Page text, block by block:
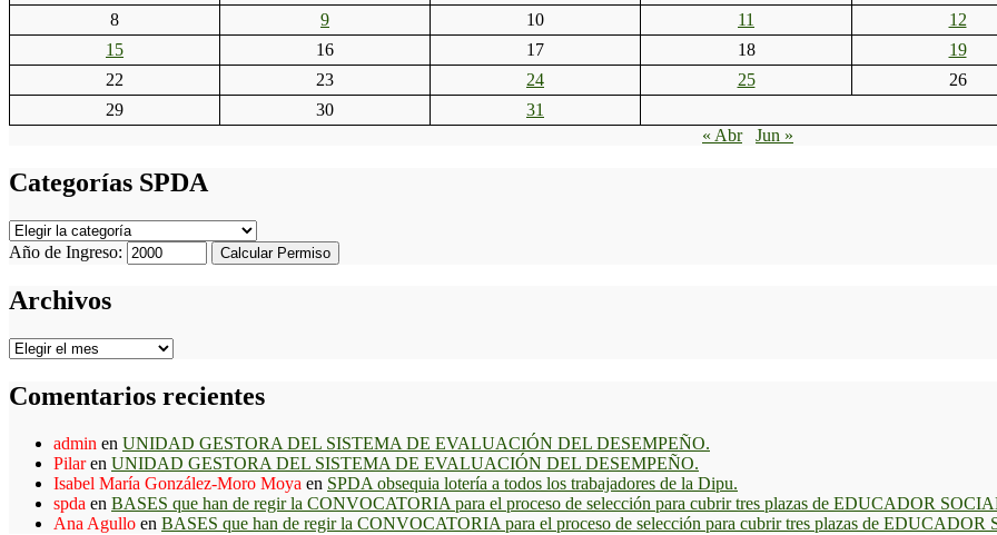
8
9 10 11 12
15
16 17 18 19
22
23 24 25 26
29
30
31
« Abr
Jun »
Categorías SPDA
Categorías
SPDA
Año de Ingreso: Calcular Permiso
Archivos
Archivos
Comentarios recientes
admin en UNIDAD GESTORA DEL SISTEMA DE EVALUACIÓN DEL DESEMPEÑO.
Pilaren UNIDAD GESTORA DEL SISTEMA DE EVALUACIÓN DEL DESEMPEÑO.
Isabel María González-Moro Moya en SPDA obsequia lotería a todos los trabajadores de la Dipu.
spda en BASES que han de regir la CONVOCATORIA para el proceso de selección para cubrir tres plazas de EDUCADOR
Ana Agullo en BASES que han de regir la CONVOCATORIA para el proceso de selección para cubrir tres plazas de